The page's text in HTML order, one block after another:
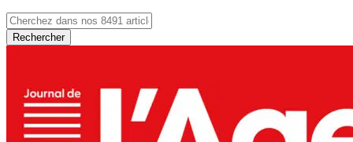
Rechercher